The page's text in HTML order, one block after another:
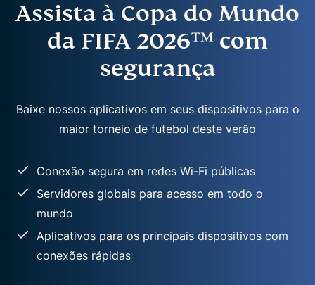
Assista à Copa do Mundo
da FIFA 2026™ com
segurança
Baixe nossos aplicativos em seus dispositivos para o
maior torneio de futebol deste verão
Conexão segura em redes Wi-Fi públicas
Servidores globais para acesso em todo o
mundo
Aplicativos para os principais dispositivos com
conexões rápidas